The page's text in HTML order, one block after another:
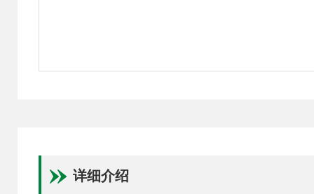
详细介绍